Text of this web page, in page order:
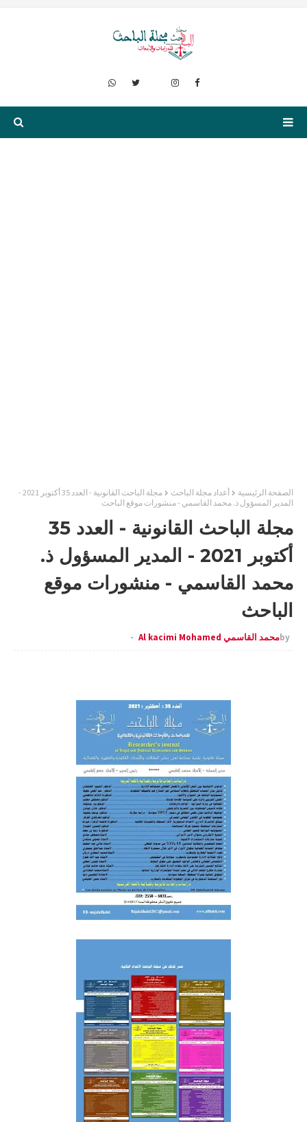
الصفحة الرئيسية أعداد مجلة الباحث
مجلة الباحث القانونية - العدد 35 أكتوبر 2021 -
المدير المسؤول ذ. محمد القاسمي - منشورات موقع الباحث
مجلة الباحث القانونية - العدد 35
أكتوبر 2021 - المدير المسؤول ذ.
محمد القاسمي - منشورات موقع
الباحث
byمحمد القاسمي Al kacimi Mohamed